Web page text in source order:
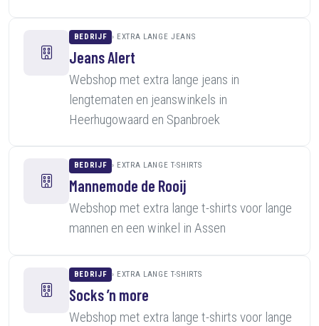
BEDRIJF EXTRA LANGE JEANS
Jeans Alert
Webshop met extra lange jeans in
lengtematen en jeanswinkels in
Heerhugowaard en Spanbroek
BEDRIJF EXTRA LANGE T-SHIRTS
Mannemode de Rooij
Webshop met extra lange t-shirts voor lange
mannen en een winkel in Assen
BEDRIJF EXTRA LANGE T-SHIRTS
Socks ’n more
Webshop met extra lange t-shirts voor lange